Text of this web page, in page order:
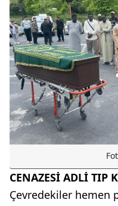
CENAZESİ ADLİ
Çevredekiler hemen